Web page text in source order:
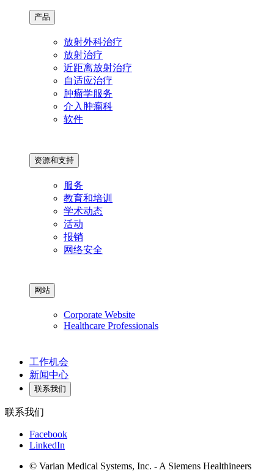
产品
放射外科治疗
放射治疗
近距离放射治疗
自适应治疗
肿瘤学服务
介入肿瘤科
软件
资源和支持
服务
教育和培训
学术动态
活动
报销
网络安全
网站
Corporate Website
Healthcare Professionals
工作机会
新闻中心
联系我们
联系我们
Facebook
LinkedIn
© Varian Medical Systems, Inc. - A Siemens Healthineers